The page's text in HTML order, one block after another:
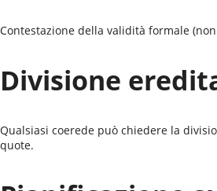
Contestazione della validità formale
Divisione
Qualsiasi coerede può chiedere la
quote.